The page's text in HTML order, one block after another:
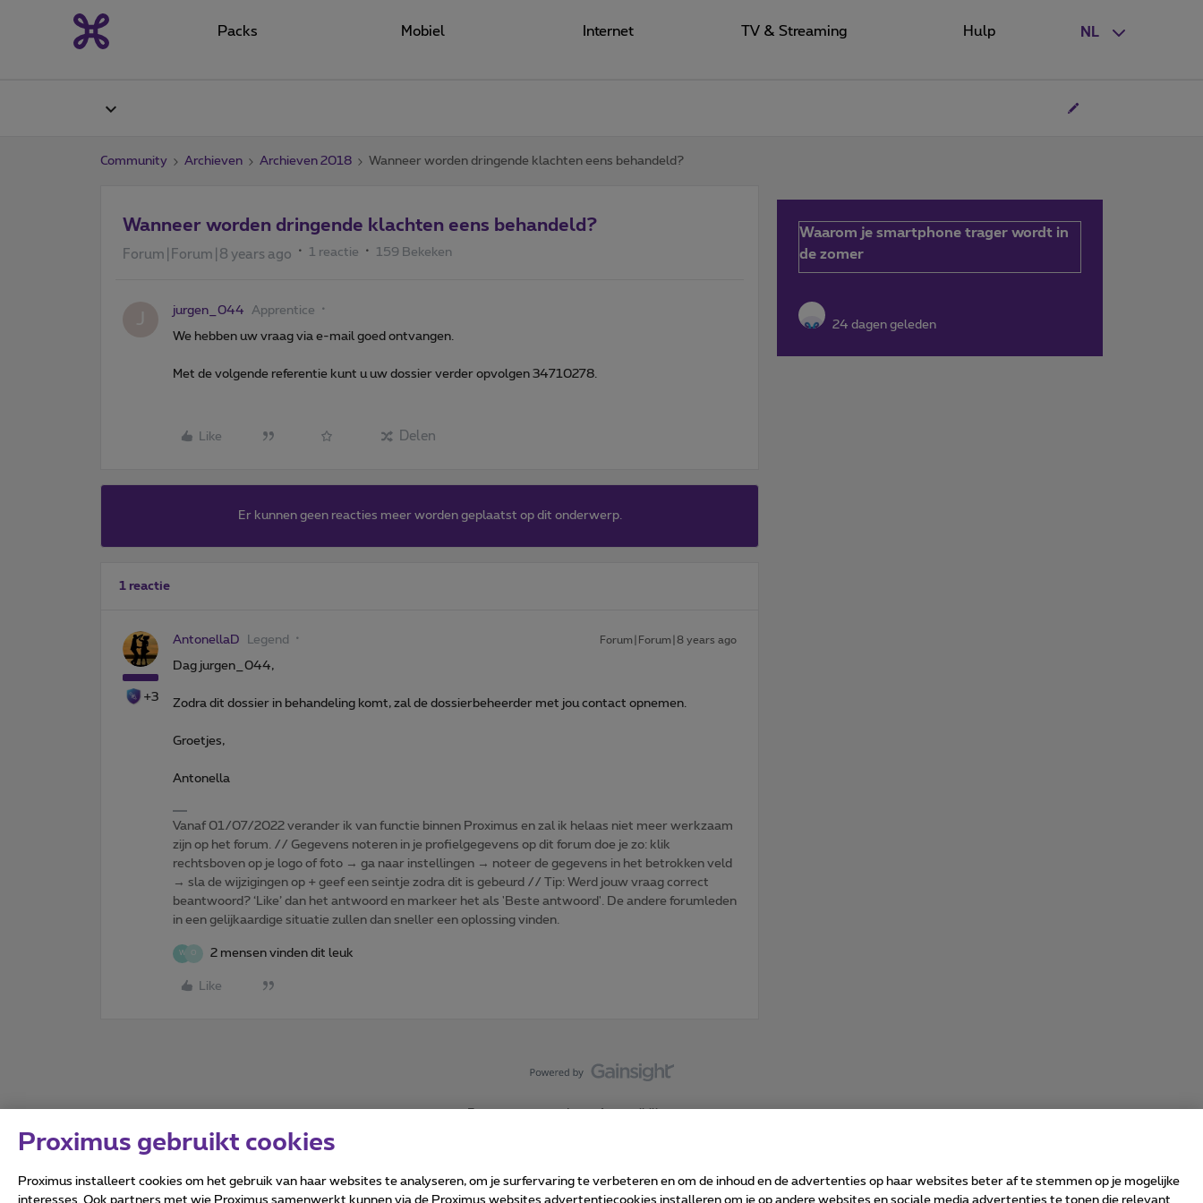
NL
Packs Mobiel Internet TV & Streaming Hulp
Community Archieven Archieven 2018 Wanneer worden dringende klachten eens behandeld?
Wanneer worden dringende klachten eens behandeld?
Forum|Forum|8 years ago 1 reactie 159 Bekeken
J jurgen_044 Apprentice
We hebben uw vraag via e-mail goed ontvangen.
Met de volgende referentie kunt u uw dossier verder opvolgen 34710278.
Like Delen
Er kunnen geen reacties meer worden geplaatst op dit onderwerp.
1 reactie
+3
AntonellaD Legend Forum|Forum|8 years ago
Dag jurgen_044,
Zodra dit dossier in behandeling komt, zal de dossierbeheerder met jou contact opnemen.
Groetjes,
Antonella
Vanaf 01/07/2022 verander ik van functie binnen Proximus en zal ik helaas niet meer werkzaam
zijn op het forum. // Gegevens noteren in je profielgegevens op dit forum doe je zo: klik
rechtsboven op je logo of foto → ga naar instellingen → noteer de gegevens in het betrokken veld
→ sla de wijzigingen op + geef een seintje zodra dit is gebeurd // Tip: Werd jouw vraag correct
beantwoord? ‘Like’ dan het antwoord en markeer het als 'Beste antwoord'. De andere forumleden
in een gelijkaardige situatie zullen dan sneller een oplossing vinden.
W O 2 mensen vinden dit leuk
Like
Waarom je smartphone trager wordt in
de zomer
24 dagen geleden
Forumvoorwaarden Accessibility statement
Proximus gebruikt cookies
Proximus installeert cookies om het gebruik van haar websites te analyseren, om je surfervaring te verbeteren en om de inhoud en de advertenties op haar websites beter af te stemmen op je mogelijke
interesses. Ook partners met wie Proximus samenwerkt kunnen via de Proximus websites advertentiecookies installeren om je op andere websites en sociale media advertenties te tonen die relevant